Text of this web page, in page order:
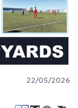
22/05/2026